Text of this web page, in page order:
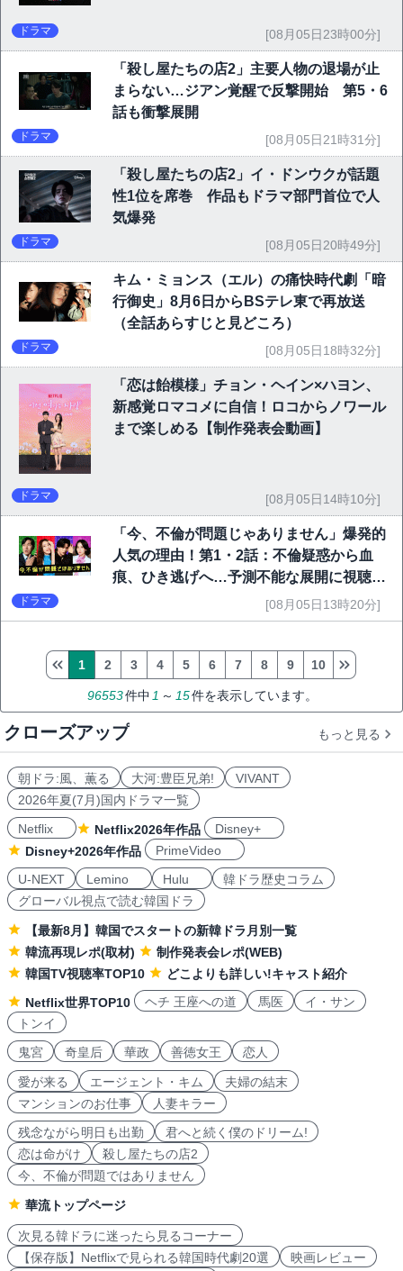
ドラマ [08月05日23時00分]
「殺し屋たちの店2」主要人物の退場が止
まらない…ジアン覚醒で反撃開始 第5・6
話も衝撃展開
ドラマ [08月05日21時31分]
「殺し屋たちの店2」イ・ドンウクが話題
性1位を席巻 作品もドラマ部門首位で人
気爆発
ドラマ [08月05日20時49分]
キム・ミョンス（エル）の痛快時代劇「暗
行御史」8月6日からBSテレ東で再放送
（全話あらすじと見どころ）
ドラマ [08月05日18時32分]
「恋は飴模様」チョン・ヘイン×ハヨン、
新感覚ロマコメに自信！ロコからノワール
まで楽しめる【制作発表会動画】
ドラマ [08月05日14時10分]
「今、不倫が問題じゃありません」爆発的
人気の理由！第1・2話：不倫疑惑から血
痕、ひき逃げへ…予測不能な展開に視聴者
ドラマ [08月05日13時20分]
96553件中 1 ～ 15件を表示しています。
1 2 3 4 5 6 7 8 9 10
クローズアップ もっと見る
朝ドラ:風、薫る 大河:豊臣兄弟!
VIVANT
2026年夏(7月)国内ドラマ一覧
Netflix
Netflix2026年作品
Disney+
Disney+2026年作品
PrimeVideo
U-NEXT
Lemino Hulu
韓ドラ歴史コラム
グローバル視点で読む韓国ドラ
【最新8月】韓国でスタートの新韓ドラ月別一覧
韓流再現レポ(取材)
制作発表会レポ(WEB)
韓国TV視聴率TOP10
どこよりも詳しい!キャスト紹介
Netflix世界TOP10
ヘチ 王座への道 馬医
イ・サン
トンイ
鬼宮
奇皇后 華政 善徳女王 恋人
愛が来る エージェント・キム
夫婦の結末
マンションのお仕事
人妻キラー
残念ながら明日も出勤
君へと続く僕のドリーム!
恋は命がけ
殺し屋たちの店2
今、不倫が問題ではありません
華流トップページ
次見る韓ドラに迷ったら見るコーナー
【保存版】Netflixで見られる韓国時代劇20選
映画レビュー